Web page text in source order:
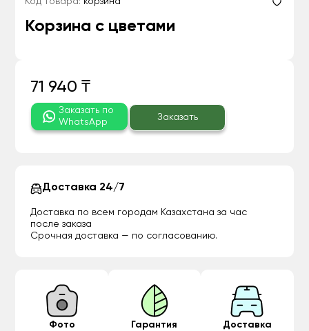
Корзина с цветами
71 940 ₸
Заказать по
WhatsApp
Заказать
Доставка 24/7
Доставка по всем городам Казахстана за час
после заказа
Срочная доставка — по согласованию.
Фото
Гарантия
Доставка